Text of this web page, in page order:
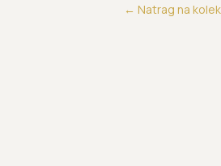
← Natrag na